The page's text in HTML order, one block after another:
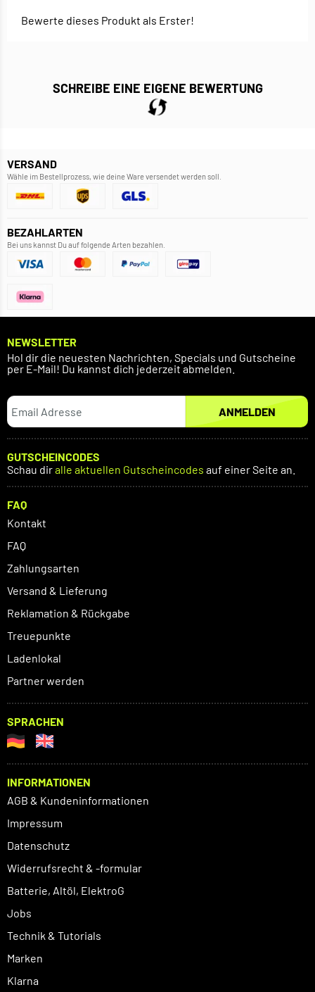
Bewerte dieses Produkt als Erster!
SCHREIBE EINE EIGENE BEWERTUNG
VERSAND
Wähle im Bestellprozess, wie deine Ware versendet werden soll.
BEZAHLARTEN
Bei uns kannst Du auf folgende Arten bezahlen.
NEWSLETTER
Hol dir die neuesten Nachrichten, Specials und Gutscheine
per E-Mail! Du kannst dich jederzeit abmelden.
ANMELDEN
GUTSCHEINCODES
Schau diralle aktuellen Gutscheincodes auf einer Seite an.
FAQ
Kontakt
FAQ
Zahlungsarten
Versand & Lieferung
Reklamation & Rückgabe
Treuepunkte
Ladenlokal
Partner werden
SPRACHEN
INFORMATIONEN
AGB & Kundeninformationen
Impressum
Datenschutz
Widerrufsrecht & -formular
Batterie, Altöl, ElektroG
Jobs
Technik & Tutorials
Marken
Klarna